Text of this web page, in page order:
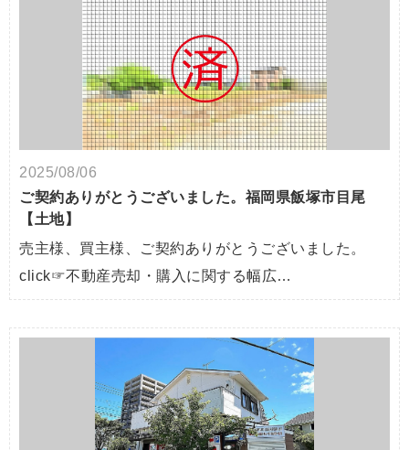
2025/08/06
ご契約ありがとうございました。福岡県飯塚市目尾
【土地】
売主様、買主様、ご契約ありがとうございました。
click☞不動産売却・購入に関する幅広…